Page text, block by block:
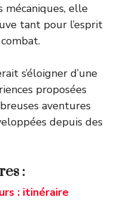
mécaniques, elle
tant pour l’esprit
s’éloigner d’une
proposées
aventures
depuis des
:
: itinéraire